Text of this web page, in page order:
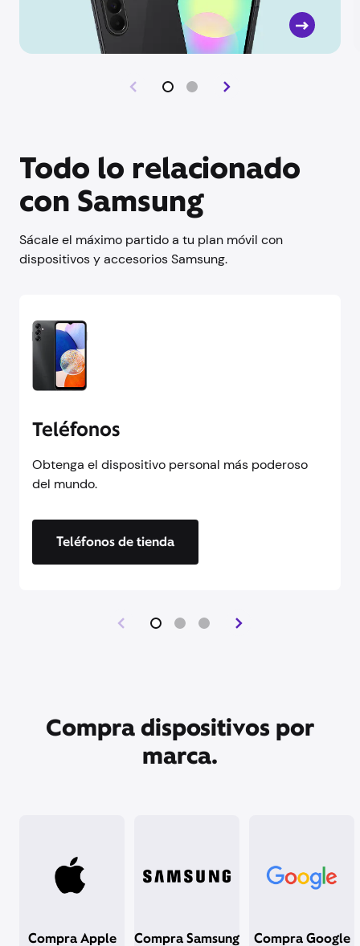
Todo lo relacionado
con Samsung
Sácale el máximo partido a tu plan móvil con
dispositivos y accesorios Samsung.
Teléfonos
Obtenga el dispositivo personal más poderoso
del mundo.
Teléfonos de tienda
Compra dispositivos por
marca.
Compra Apple Compra Samsung Compra Google